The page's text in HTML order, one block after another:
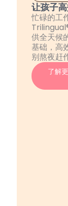
让孩子
忙碌的工
供全天候
基础，高
别熬夜赶
了解